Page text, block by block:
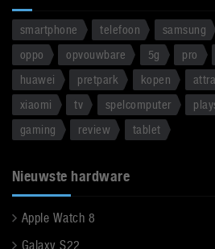
smartphone telefoon samsung
oppo
opvouwbare 5g pro
huawei
pretpark kopen
xiaomi
tv spelcomputer
gaming
review tablet
Nieuwste hardware
Apple Watch 8
Galaxy S22